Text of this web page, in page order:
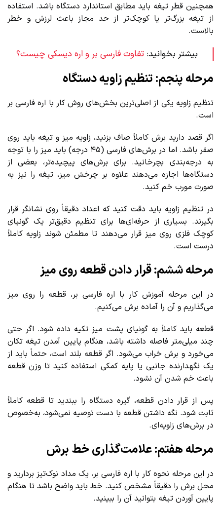
همچنین قطر تیغه باید مطابق استاندارد دستگاه باشد. استفاده
از تیغه بزرگ‌تر یا کوچک‌تر از حد مجاز باعث لرزش و خطر
بالاست.
بیشتر بخوانید: تفاوت فارسی بر و اره دیسکی چیست؟
مرحله پنجم: تنظیم زاویه دستگاه
تنظیم زاویه یکی از اصلی‌ترین بخش‌های روش کار با اره فارسی بر
است.
اگر قصد دارید برش کاملاً صاف بزنید، زاویه میز و تیغه باید روی
صفر باشد. اما در برش‌های فارسی (۴۵ درجه) باید میز را با توجه
به درجه‌بندی بچرخانید. برای برش‌های پیچیده‌تر، بعضی از
دستگاه‌ها اجازه می‌دهند علاوه بر چرخش میز، تیغه را نیز به
صورت مورب خم کنید.
در تنظیم زاویه باید دقت کنید که اعداد دقیقاً روی نشانگر قرار
بگیرند. بسیاری از حرفه‌ای‌ها برای تنظیم دقیق‌تر یک گونیای
کوچک فلزی روی میز قرار می‌دهند تا مطمئن شوند زاویه کاملاً
درست است.
مرحله ششم: قرار دادن قطعه روی میز
در این مرحله آموزش کار با اره فارسی بر، قطعه را روی میز
می‌گذاریم و آن را آماده برش می‌کنیم.
قطعه باید کاملاً به گونیای پشت میز تکیه داده شود. اگر حتی
چند میلی‌متر فاصله داشته باشد، هنگام پایین آمدن تیغه تکان
می‌خورد و برش خراب می‌شود. اگر قطعه بلند است، حتماً باید از
یک نگهدارنده جانبی یا پایه کمکی استفاده کنید تا وزن قطعه
باعث خم شدن آن نشود.
پس از قرار دادن قطعه، گیره دستگاه را ببندید تا قطعه کاملاً
ثابت شود. نگه داشتن قطعه با دست توصیه نمی‌شود، به‌خصوص
در برش‌های زاویه‌ای.
مرحله هفتم: علامت‌گذاری خط برش
در این مرحله نحوه کار با اره فارسی بر، یک مداد نوک‌تیز بردارید و
محل برش را دقیقاً مشخص کنید. خط باید واضح باشد تا هنگام
پایین آوردن تیغه بتوانید آن را ببینید.